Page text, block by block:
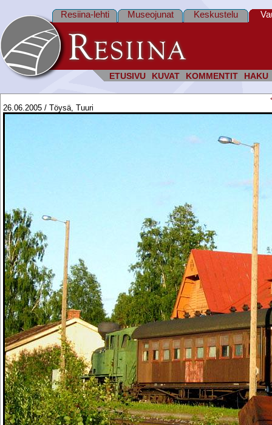
ETUSIVU KUVAT KOMMENTIT HAKU
Resiina-lehti Museojunat Keskustelu
26.06.2005 / Töysä, Tuuri